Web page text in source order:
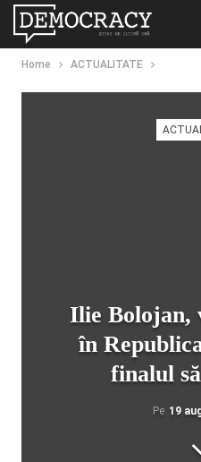
Home ACTUALITATE
Ilie Bolojan,
în
finalul
Pe 19